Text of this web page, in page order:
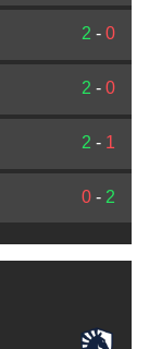
2 - 0
2 - 0
2 - 1
0 - 2